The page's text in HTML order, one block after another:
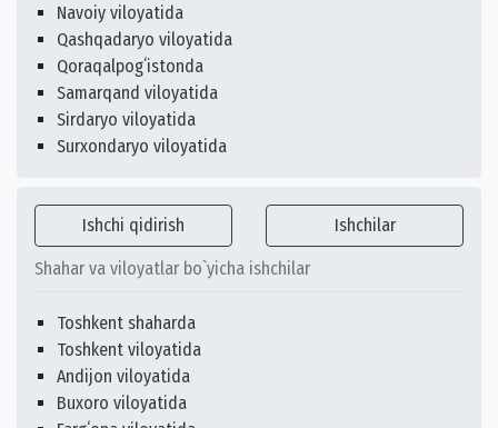
Navoiy viloyatida
Qashqadaryo viloyatida
Qoraqalpogʻistonda
Samarqand viloyatida
Sirdaryo viloyatida
Surxondaryo viloyatida
Ishchi qidirish Ishchilar
Shahar va viloyatlar bo`yicha ishchilar
Toshkent shaharda
Toshkent viloyatida
Andijon viloyatida
Buxoro viloyatida